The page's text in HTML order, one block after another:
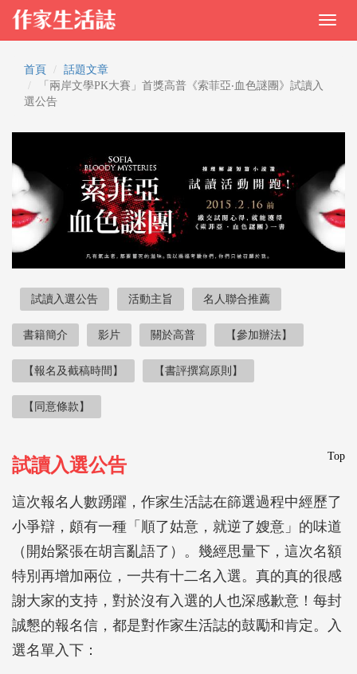
首頁
話題文章
「兩岸文學PK大賽」首獎高普《索菲亞‧血色謎團》試讀入
選公告
試讀入選公告 活動主旨 名人聯合推薦
書籍簡介 影片 關於高普 【參加辦法】
【報名及截稿時間】 【書評撰寫原則】
【同意條款】
Top
試讀入選公告
這次報名人數踴躍，作家生活誌在篩選過程中經歷了
小爭辯，頗有一種「順了姑意，就逆了嫂意」的味道
（開始緊張在胡言亂語了）。幾經思量下，這次名額
特別再增加兩位，一共有十二名入選。真的真的很感
謝大家的支持，對於沒有入選的人也深感歉意！每封
誠懇的報名信，都是對作家生活誌的鼓勵和肯定。入
選名單入下：